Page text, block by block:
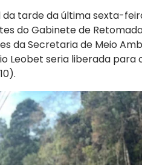
tarde da última sexta-
do Gabinete de
da Secretaria de Meio
Leobet seria liberada para